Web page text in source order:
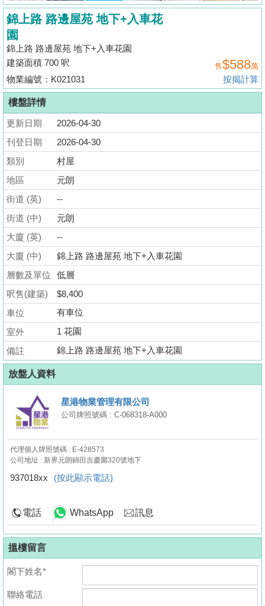
地
產
博
客
地
產
新
聞
數
據
公
佈
置
業
手
冊
關
於
我
們
錦上路 路邊屋苑 地下+入車花
園
錦上路 路邊屋苑 地下+入車花園
建築面積 700 呎
售$588萬
物業編號：K021031 按揭計算
樓盤詳情
更新日期
2026-04-30
刊登日期
2026-04-30
類別
村屋
地區
元朗
街道 (英)
--
街道 (中)
元朗
大廈 (英)
--
大廈 (中)
錦上路 路邊屋苑 地下+入車花園
層數及單位
低層
呎售(建築)
$8,400
車位
有車位
室外
1 花園
備註
錦上路 路邊屋苑 地下+入車花園
放盤人資料
星港物業管理有限公司
公司牌照號碼 : C-068318-A000
代理個人牌照號碼 : E-428573
公司地址 : 新界元朗錦田吉慶圍320號地下
937018xx (按此顯示電話)
電話 WhatsApp 訊息
搵樓留言
閣下姓名*
聯絡電話